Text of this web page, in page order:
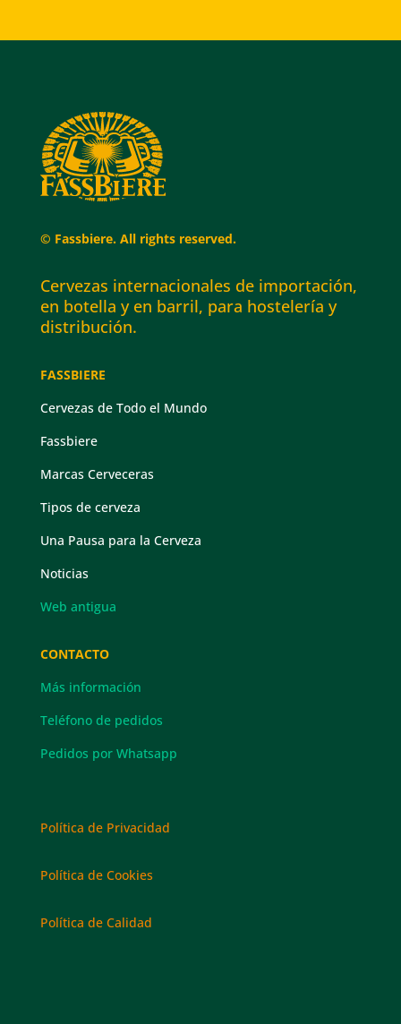
© Fassbiere. All rights reserved.
Cervezas internacionales de importación,
en botella y en barril, para hostelería y
distribución.
FASSBIERE
Cervezas de Todo el Mundo
Fassbiere
Marcas Cerveceras
Tipos de cerveza
Una Pausa para la Cerveza
Noticias
Web antigua
CONTACTO
Más información
Teléfono de pedidos
Pedidos por Whatsapp
Política de Privacidad
Política de Cookies
Política de Calidad